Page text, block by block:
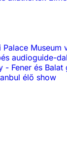
Palace Museum
audioguide-dal
- Fener és
élő show